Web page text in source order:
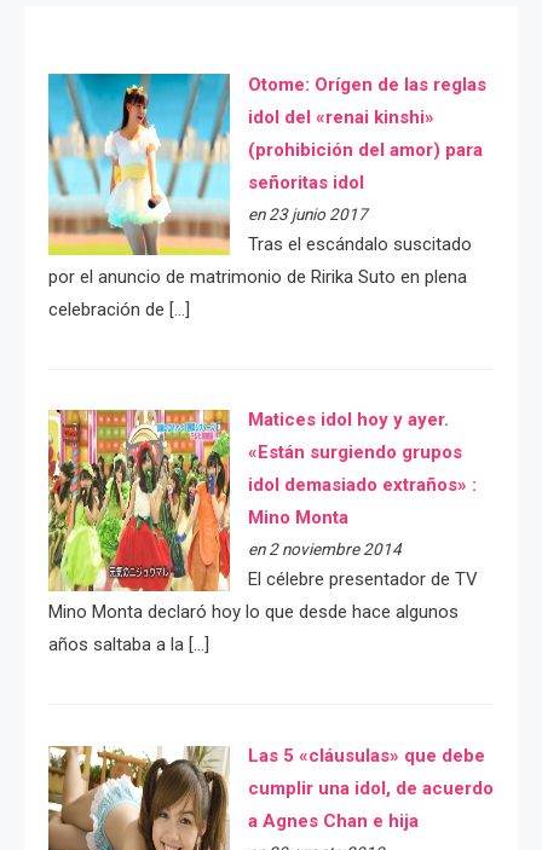
Otome: Orígen de las reglas
idol del «renai kinshi»
(prohibición del amor) para
señoritas idol
en 23 junio 2017
Tras el escándalo suscitado
por el anuncio de matrimonio de Ririka Suto en plena
celebración de […]
Matices idol hoy y ayer.
«Están surgiendo grupos
idol demasiado extraños» :
Mino Monta
en 2 noviembre 2014
El célebre presentador de TV
Mino Monta declaró hoy lo que desde hace algunos
años saltaba a la […]
Las 5 «cláusulas» que debe
cumplir una idol, de acuerdo
a Agnes Chan e hija